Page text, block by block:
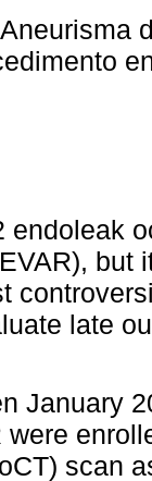
Aneurisma
endoleak
but
late
January
were
scan